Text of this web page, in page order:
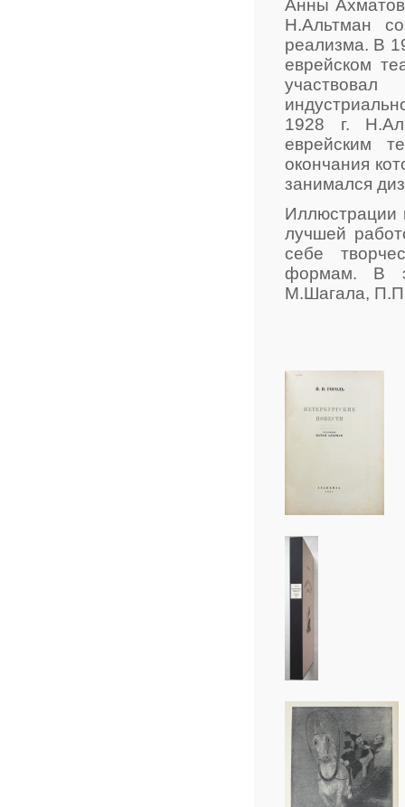
Анны
Н.Альтман
реализма. В
еврейском
1928 г.
еврейским
окончания
занимался
Иллюстрации
лучшей
себе
формам. В
М.Шагала,